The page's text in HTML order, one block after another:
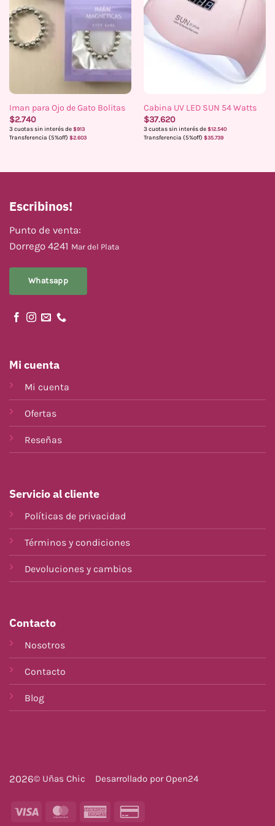
Iman para Ojo de Gato Bolitas
$2.740
3 cuotas sin interés de $913
Transferencia (5%off) $2.603
Cabina UV LED SUN 54 Watts
$37.620
3 cuotas sin interés de $12.540
Transferencia (5%off) $35.739
Escribinos!
Punto de venta:
Dorrego 4241 Mar del Plata
Whatsapp
Mi cuenta
Mi cuenta
Ofertas
Reseñas
Servicio al cliente
Políticas de privacidad
Términos y condiciones
Devoluciones y cambios
Contacto
Nosotros
Contacto
Blog
2026© Uñas Chic Desarrollado porOpen24
Visa MasterCardAmerican